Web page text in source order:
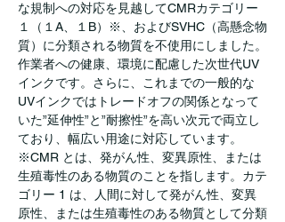
な規制への対応を見越してCMRカテゴリー
１（１A、１B）※、およびSVHC（高懸念物
質）に分類される物質を不使用にしました。
作業者への健康、環境に配慮した次世代UV
インクです。さらに、これまでの一般的な
UVインクではトレードオフの関係となって
いた”延伸性”と”耐擦性”を高い次元で両立し
ており、幅広い用途に対応しています。
※CMR とは、発がん性、変異原性、または
生殖毒性のある物質のことを指します。カテ
ゴリー 1 は、人間に対して発がん性、変異
原性、または生殖毒性のある物質として分類